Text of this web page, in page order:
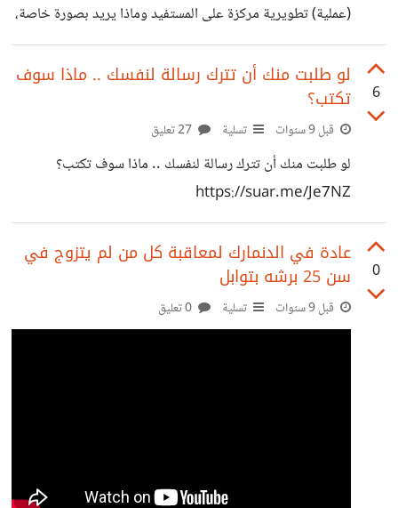
(عملية) تطويرية مركزة على المستفيد وماذا يريد بصورة خاصة،
وايضا عملية مستمرة يتم تحديد اطارها الزمني الكوتش والعميل
معاً تبدأ من يوم إلى سنة (حسب نوع البرنامج)- يركز الكوتش
على تمكين العميل للوصول إلى الاجابات والخيارات المناسبة من
بيئته ومن داخل نفسه ليس عبر نقل معلومة ما أو تدريبه على
مهارة ما كما يحدث في التدريب او التدريس. بينما التدريب يرتكز
بصورة عامة على المدرب وقدرته على عرض و
6
لو طلبت منك أن تترك رسالة لنفسك .. ماذا سوف
تكتب؟
قبل 9 سنوات تسلية
لو طلبت منك أن تترك رسالة لنفسك .. ماذا سوف تكتب؟
https://suar.me/Je7NZ
0
عادة في الدنمارك لمعاقبة كل من لم يتزوج في
سن 25 برشه بتوابل
قبل 9 سنوات تسلية